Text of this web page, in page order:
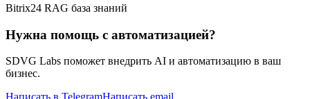
Bitrix24 RAG база знаний
Нужна помощь с автоматизацией?
SDVG Labs поможет внедрить AI и автоматизацию в ваш
бизнес.